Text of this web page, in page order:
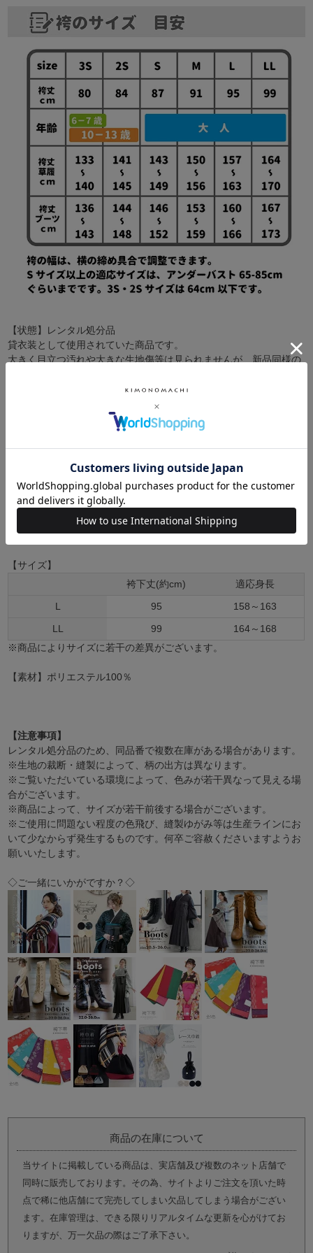
【状態】レンタル処分品
貸衣装として使用されていた商品です。
大きく目立つ汚れや大きな生地傷等は見られませんが、新品同様の
卒業式の装いにぴったりの袴単品です。中仕切りのない行灯袴（あ
んどんはかま）ですので、丈の長い着物でも合わせていただけま
す。洋服のスカートと同じようにお召しいただけます。振袖や二尺
袖着物に合わせやすい華やかな袴です。生地はお手入れしやすいポ
リエステル素材です。草履はもちろん、ブーツを合わせたモダンな
【商品内容】袴1点
【色柄】コーラルピンクにブルーの蝶と花の刺繍
【サイズ】
袴下丈(約cm)
適応身長
L
95
158～163
LL
99
164～168
※商品によりサイズに若干の差異がございます。
【素材】ポリエステル100％
【注意事項】
レンタル処分品のため、同品番で複数在庫がある場合があります。
※生地の裁断・縫製によって、柄の出方は異なります。
※ご覧いただいている環境によって、色みが若干異なって見える場
合がございます。
※商品によって、サイズが若干前後する場合がございます。
※ご使用に問題ない程度の色飛び、縫製ゆがみ等は生産ラインにお
いて少なからず発生するものです。何卒ご容赦くださいますようお
願いいたします。
◇ご一緒にいかがですか？◇
商品の在庫について
当サイトに掲載している商品は、実店舗及び複数のネット店舗で
同時に販売しております。その為、サイトよりご注文を頂いた時
点で稀に他店舗にて完売してしまい欠品してしまう場合がござい
ます。在庫管理は、できる限りリアルタイムな更新を心がけてお
りますが、万一欠品の際はご了承下さい。